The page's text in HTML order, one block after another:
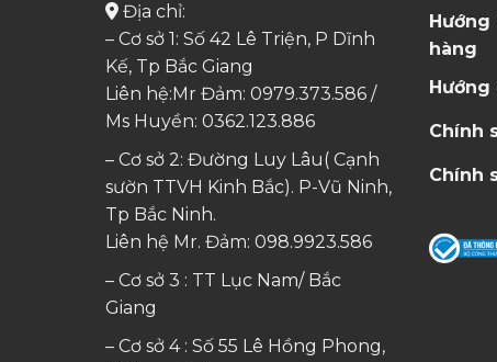
Địa chỉ:
– Cơ sở 1: Số 42 Lê Triện, P Dĩnh
Kế, Tp Bắc Giang
Liên hệ:Mr Đảm: 0979.373.586 /
Ms Huyền: 0362.123.886
– Cơ sở 2: Đường Luy Lâu( Cạnh
sườn TTVH Kinh Bắc). P-Vũ Ninh,
Tp Bắc Ninh.
Liên hệ Mr. Đảm: 098.9923.586
– Cơ sở 3 : TT Lục Nam/ Bắc
Giang
– Cơ sở 4 : Số 55 Lê Hồng Phong,
Hướng
hàng
Hướng
Chính
Chính